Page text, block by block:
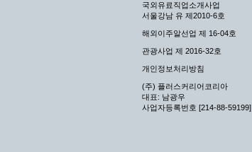
국외유료직업소개사업
서울강남 유 제2010-6호
해외이주알선업 제 16-04호
관광사업 제 2016-32호
개인정보처리방침
(주) 플러스커리어코리아
대표: 남광우
사업자등록번호 [214-88-59199]